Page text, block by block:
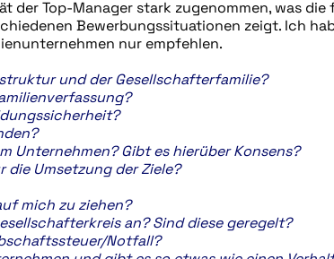
der Top-Manager stark zugenommen, was die
Bewerbungssituationen zeigt. Ich
nur empfehlen.
und der Gesellschafterfamilie?
Unternehmen? Gibt es hierüber Konsens?
Umsetzung der Ziele?
mich zu ziehen?
an? Sind diese geregelt?
Notfall?